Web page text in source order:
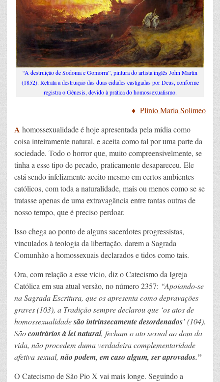
“A destruição de Sodoma e Gomorra”, pintura do artista inglês John Martin
(1852). Retrata a destruição das duas cidades castigadas por Deus, conforme
registra o Gênesis, devido à prática do homossexualismo.
♦ Plinio Maria Solimeo
A homossexualidade é hoje apresentada pela mídia como
coisa inteiramente natural, e aceita como tal por uma parte da
sociedade. Todo o horror que, muito compreensivelmente, se
tinha a esse tipo de pecado, praticamente desapareceu. Ele
está sendo infelizmente aceito mesmo em certos ambientes
católicos, com toda a naturalidade, mais ou menos como se se
tratasse apenas de uma extravagância entre tantas outras de
nosso tempo, que é preciso perdoar.
Isso chega ao ponto de alguns sacerdotes progressistas,
vinculados à teologia da libertação, darem a Sagrada
Comunhão a homossexuais declarados e tidos como tais.
Ora, com relação a esse vício, diz o Catecismo da Igreja
Católica em sua atual versão, no número 2357: “Apoiando-se
na Sagrada Escritura, que os apresenta como depravações
graves (103), a Tradição sempre declarou que ‘os atos de
homossexualidadesão intrinsecamente desordenados’ (104).
Sãocontrários à lei natural, fecham o ato sexual ao dom da
vida, não procedem duma verdadeira complementaridade
afetiva sexual, não podem, em caso algum, ser aprovados.”
O Catecismo de São Pio X vai mais longe. Seguindo a